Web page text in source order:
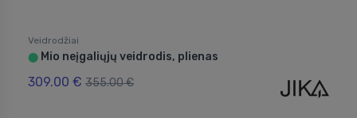
Veidrodžiai
⬤ Mio neįgaliųjų veidrodis, plienas
309.00 € 355.00 €